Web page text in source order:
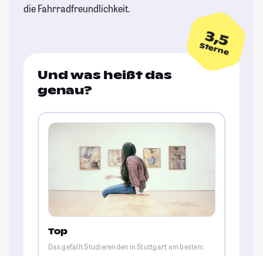
die Fahrradfreundlichkeit.
3,5
Sterne
Und was heißt das
genau?
Top
Das gefällt Studierenden in Stuttgart am besten: